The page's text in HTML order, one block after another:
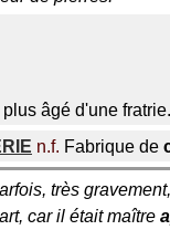
plus âgé d'une fratrie.
n.f. Fabrique de
très
car il était maître